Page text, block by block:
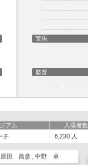
警告
監督
アム 入場者数
チ 6,230 人
原田 昌彦 , 中野 卓